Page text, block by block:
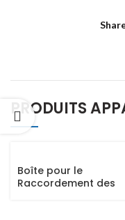
PRODUITS
Boîte pour le
Raccordement des